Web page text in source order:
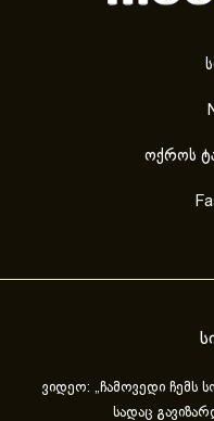
ოქროს
ვიდეო: „ჩამოვედი ჩემს
სადაც